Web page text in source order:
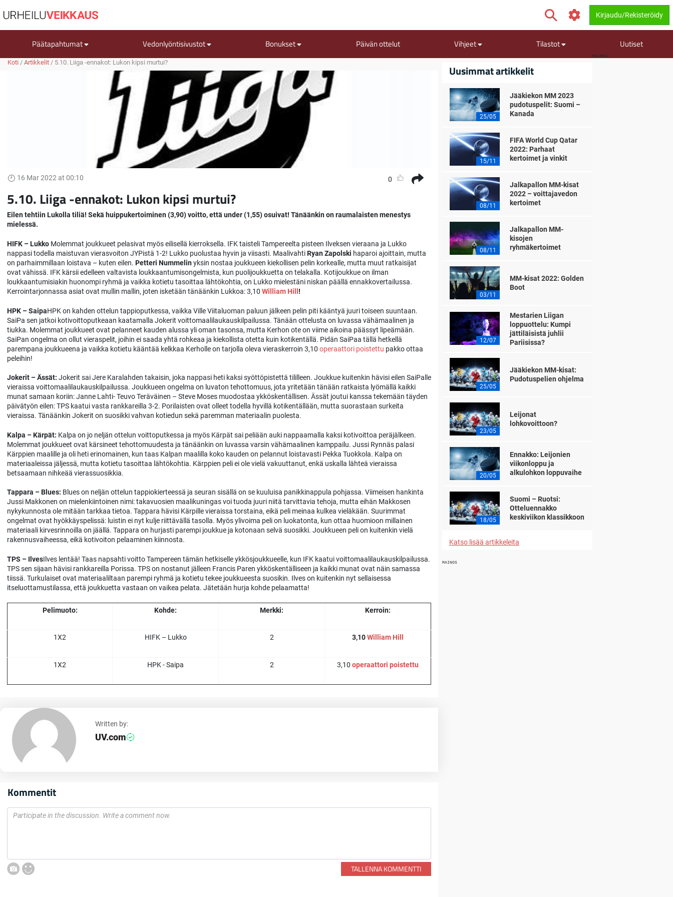
Kirjaudu/Rekisteröidy
Päätapahtumat Vedonlyöntisivustot Bonukset Päivän ottelut Vihjeet Tilastot Uutiset
MAINOS
Koti / Artikkelit / 5.10. Liiga -ennakot: Lukon kipsi murtui?
16 Mar 2022 at 00:10 0
5.10. Liiga -ennakot: Lukon kipsi murtui?
Eilen tehtiin Lukolla tiliä! Sekä huippukertoiminen (3,90) voitto, että under (1,55) osuivat! Tänäänkin on raumalaisten menestys
mielessä.
HIFK – Lukko Molemmat joukkueet pelasivat myös eilisellä kierroksella. IFK taisteli Tampereelta pisteen Ilveksen vieraana ja Lukko
nappasi todella maistuvan vierasvoiton JYPistä 1-2! Lukko puolustaa hyvin ja viisasti. MaalivahtiRyan Zapolski haparoi ajoittain, mutta
on parhaimmillaan loistava – kuten eilen. Petteri Nummelinyksin nostaa joukkueen kiekollisen pelin korkealle, mutta muut ratkaisijat
ovat vähissä. IFK kärsii edelleen valtavista loukkaantumisongelmista, kun puolijoukkuetta on telakalla. Kotijoukkue on ilman
loukkaantumisiakin huonompi ryhmä ja vaikka kotietu tasoittaa lähtökohtia, on Lukko mielestäni niskan päällä ennakkovertailussa.
Kerrointarjonnassa asiat ovat mullin mallin, joten isketään tänäänkin Lukkoa: 3,10 William Hill !
HPK – SaipaHPK on kahden ottelun tappioputkessa, vaikka Ville Viitaluoman paluun jälkeen pelin piti kääntyä juuri toiseen suuntaan.
SaiPa sen jatkoi kotivoittoputkeaan kaatamalla Jokerit voittomaalilaukauskilpailussa. Tänään ottelusta on luvassa vähämaalinen ja
tiukka. Molemmat joukkueet ovat pelanneet kauden alussa yli oman tasonsa, mutta Kerhon ote on viime aikoina päässyt lipeämään.
SaiPan ongelma on ollut vieraspelit, joihin ei saada yhtä rohkeaa ja kiekollista otetta kuin kotikentällä. Pidän SaiPaa tällä hetkellä
parempana joukkueena ja vaikka kotietu kääntää kelkkaa Kerholle on tarjolla oleva vieraskerroin 3,10 operaattori poistettu pakko ottaa
peleihin!
Jokerit – Ässät: Jokerit sai Jere Karalahden takaisin, joka nappasi heti kaksi syöttöpistettä tililleen. Joukkue kuitenkin hävisi eilen SaiPalle
vieraissa voittomaalilaukauskilpailussa. Joukkueen ongelma on luvaton tehottomuus, jota yritetään tänään ratkaista lyömällä kaikki
munat samaan koriin: Janne Lahti- Teuvo Teräväinen – Steve Moses muodostaa ykköskentällisen. Ässät joutui kanssa tekemään täyden
päivätyön eilen: TPS kaatui vasta rankkareilla 3-2. Porilaisten ovat olleet todella hyvillä kotikentällään, mutta suorastaan surkeita
vieraissa. Tänäänkin Jokerit on suosikki vahvan kotiedun sekä paremman materiaalin puolesta.
Kalpa – Kärpät: Kalpa on jo neljän ottelun voittoputkessa ja myös Kärpät sai peliään auki nappaamalla kaksi kotivoittoa peräjälkeen.
Molemmat joukkueet ovat kärsineet tehottomuudesta ja tänäänkin on luvassa varsin vähämaalinen kamppailu. Jussi Rynnäs palasi
Kärppien maalille ja oli heti erinomainen, kun taas Kalpan maalilla koko kauden on pelannut loistavasti Pekka Tuokkola. Kalpa on
materiaaleissa jäljessä, mutta kotietu tasoittaa lähtökohtia. Kärppien peli ei ole vielä vakuuttanut, enkä uskalla lähteä vieraissa
betsaamaan nihkeää vierassuosikkia.
Tappara – Blues: Blues on neljän ottelun tappiokierteessä ja seuran sisällä on se kuuluisa panikkinappula pohjassa. Viimeisen hankinta
Jussi Makkonen on mielenkiintoinen nimi: takavuosien maalikuningas voi tuoda juuri niitä tarvittavia tehoja, mutta eihän Makkosen
nykykunnosta ole mitään tarkkaa tietoa. Tappara hävisi Kärpille vieraissa torstaina, eikä peli meinaa kulkea vieläkään. Suurimmat
ongelmat ovat hyökkäyspelissä: luistin ei nyt kulje riittävällä tasolla. Myös ylivoima peli on luokatonta, kun ottaa huomioon millainen
materiaali kirvesrinnoilla on jäällä. Tappara on hurjasti parempi joukkue ja kotonaan selvä suosikki. Joukkueen peli on kuitenkin vielä
rakennusvaiheessa, eikä kotivoiton pelaaminen kiinnosta.
TPS – IlvesIlves lentää! Taas napsahti voitto Tampereen tämän hetkiselle ykkösjoukkueelle, kun IFK kaatui voittomaalilaukauskilpailussa.
TPS sen sijaan hävisi rankkareilla Porissa. TPS on nostanut jälleen Francis Paren ykköskentälliseen ja kaikki munat ovat näin samassa
tiissä. Turkulaiset ovat materiaaliltaan parempi ryhmä ja kotietu tekee joukkueesta suosikin. Ilves on kuitenkin nyt sellaisessa
itseluottamustilassa, että joukkuetta vastaan on vaikea pelata. Jätetään hurja kohde pelaamatta!
Pelimuoto: Kohde: Merkki: Kerroin:
1X2 HIFK – Lukko 2 3,10William Hill
1X2 HPK - Saipa 2 3,10 operaattori poistettu
Written by:
UV.com
Kommentit
TALLENNA KOMMENTTI
Uusimmat artikkelit
25/05
Jääkiekon MM 2023
pudotuspelit: Suomi –
Kanada
15/11
FIFA World Cup Qatar
2022: Parhaat
kertoimet ja vinkit
08/11
Jalkapallon MM-kisat
2022 – voittajavedon
kertoimet
08/11
Jalkapallon MM-
kisojen
ryhmäkertoimet
03/11
MM-kisat 2022: Golden
Boot
12/07
Mestarien Liigan
loppuottelu: Kumpi
jättiläisistä juhlii
Pariisissa?
25/05
Jääkiekon MM-kisat:
Pudotuspelien ohjelma
23/05
Leijonat
lohkovoittoon?
20/05
Ennakko: Leijonien
viikonloppu ja
alkulohkon loppuvaihe
18/05
Suomi – Ruotsi:
Otteluennakko
keskiviikon klassikkoon
Katso lisää artikkeleita
MAINOS